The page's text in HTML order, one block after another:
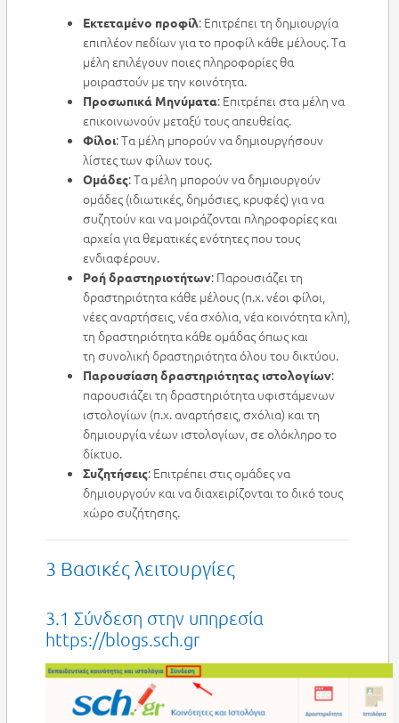
Εκτεταμένο προφίλ: Επιτρέπει τη δημιουργία
επιπλέον πεδίων για το προφίλ κάθε μέλους. Τα
μέλη επιλέγουν ποιες πληροφορίες θα
μοιραστούν με την κοινότητα.
Προσωπικά Μηνύματα: Επιτρέπει στα μέλη να
επικοινωνούν μεταξύ τους απευθείας.
Φίλοι: Τα μέλη μπορούν να δημιουργήσουν
λίστες των φίλων τους.
Ομάδες: Τα μέλη μπορούν να δημιουργούν
ομάδες (ιδιωτικές, δημόσιες, κρυφές) για να
συζητούν και να μοιράζονται πληροφορίες και
αρχεία για θεματικές ενότητες που τους
ενδιαφέρουν.
Ροή δραστηριοτήτων: Παρουσιάζει τη
δραστηριότητα κάθε μέλους (π.χ. νέοι φίλοι,
νέες αναρτήσεις, νέα σχόλια, νέα κοινότητα κλπ),
τη δραστηριότητα κάθε ομάδας όπως και
τη συνολική δραστηριότητα όλου του δικτύου.
Παρουσίαση δραστηριότητας ιστολογίων:
παρουσιάζει τη δραστηριότητα υφιστάμενων
ιστολογίων (π.χ. αναρτήσεις, σχόλια) και τη
δημιουργία νέων ιστολογίων, σε ολόκληρο το
δίκτυο.
Συζητήσεις: Επιτρέπει στις ομάδες να
δημιουργούν και να διαχειρίζονται το δικό τους
χώρο συζήτησης.
3 Βασικές λειτουργίες
3.1 Σύνδεση στην υπηρεσία
https://blogs.sch.gr